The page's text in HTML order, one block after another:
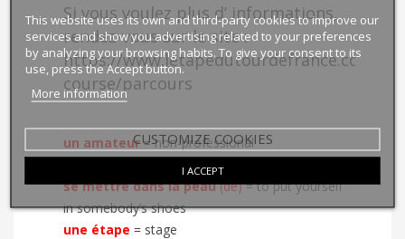
Si vous voulez plus d’ informations,
rendez-vous sur le site :
https://www.letapedutourdefrance.com/fr/
course/parcours
un amateur = non-professional
(here) advanced
se mettre dans la peau(de) = to put yourself
in somebody’s shoes
une étape = stage
This website uses its own and third-party cookies to improve our
services and show you advertising related to your preferences
by analyzing your browsing habits. To give your consent to its
use, press the Accept button.
More information
CUSTOMIZE COOKIES
I ACCEPT